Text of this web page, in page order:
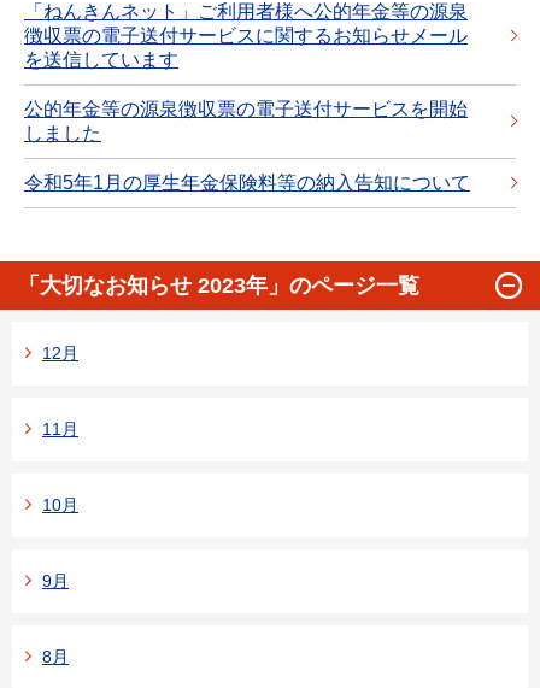
「ねんきんネット」ご利用者様へ公的年金等の源泉
徴収票の電子送付サービスに関するお知らせメール
を送信しています
公的年金等の源泉徴収票の電子送付サービスを開始
しました
令和5年1月の厚生年金保険料等の納入告知について
「大切なお知らせ 2023年」のページ一覧
12月
11月
10月
9月
8月